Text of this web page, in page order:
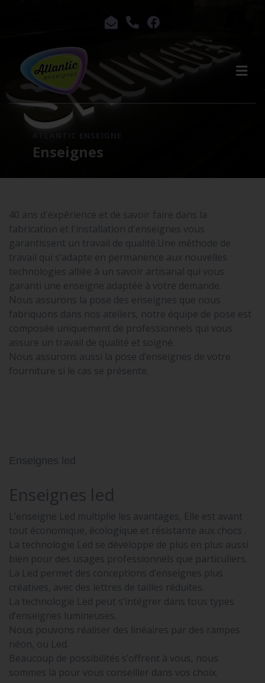
ATLANTIC ENSEIGNE
Enseignes
40 ans d'expérience et de savoir faire dans la
fabrication et l'installation d'enseignes vous
garantissent un travail de qualité.Une méthode de
travail qui s’adapte en permanence aux nouvelles
technologies alliée à un savoir artisanal qui vous
garanti une enseigne adaptée à votre demande.
Nous assurons la pose des enseignes que nous
fabriquons dans nos ateliers, notre équipe de pose est
composée uniquement de professionnels qui vous
assure un travail de qualité et soigné.
Nous assurons aussi la pose d’enseignes de votre
fourniture si le cas se présente.
Enseignes led
Enseignes led
L’enseigne Led multiplie les avantages, Elle est avant
tout économique, écologique et résistante aux chocs .
La technologie Led se développe de plus en plus aussi
bien pour des usages professionnels que particuliers.
La Led permet des conceptions d’enseignes plus
créatives, avec des lettres de tailles réduites.
La technologie Led peut s’intégrer dans tous types
d’enseignes lumineuses.
Nous pouvons réaliser des linéaires par des rampes
néon, ou Led.
Beaucoup de possibilités s’offrent à vous, nous
sommes là pour vous conseiller dans vos choix.